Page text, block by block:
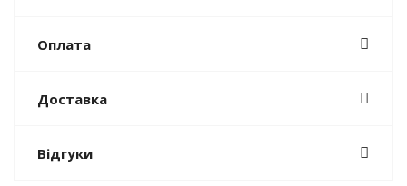
Оплата
Доставка
Відгуки